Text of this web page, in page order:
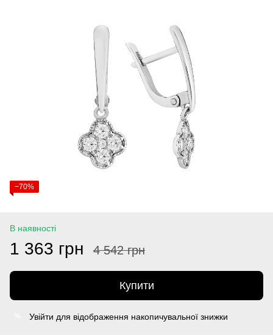
−70%
В наявності
1 363 грн 4 542 грн
Купити
Увійти для відображення накопичувальної знижки